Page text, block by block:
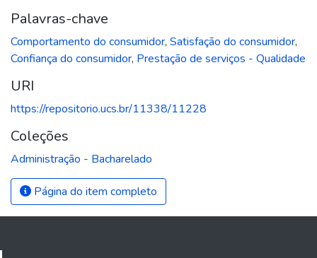
Palavras-chave
Comportamento do consumidor, Satisfação do consumidor,
Confiança do consumidor, Prestação de serviços - Qualidade
URI
https://repositorio.ucs.br/11338/11228
Coleções
Administração - Bacharelado
Página do item completo